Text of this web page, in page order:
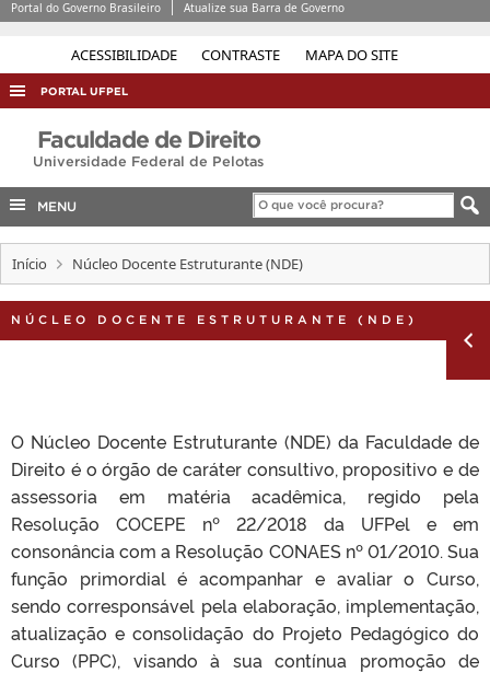
ACESSIBILIDADE CONTRASTE MAPA DO SITE
Portal do Governo Brasileiro Atualize sua Barra de Governo
PORTAL UFPEL
ACESSO À INFORMAÇÃO
AUDITORIA
COBALTO
INTERNACIONAL
Faculdade de Direito
Universidade Federal de Pelotas
MENU
Início Núcleo Docente Estruturante (NDE)
NÚCLEO DOCENTE ESTRUTURANTE (NDE)
O Núcleo Docente Estruturante (NDE) da Faculdade de
Direito é o órgão de caráter consultivo, propositivo e de
assessoria em matéria acadêmica, regido pela
Resolução COCEPE nº 22/2018 da UFPel e em
consonância com a Resolução CONAES nº 01/2010. Sua
função primordial é acompanhar e avaliar o Curso,
sendo corresponsável pela elaboração, implementação,
atualização e consolidação do Projeto Pedagógico do
Curso (PPC), visando à sua contínua promoção de